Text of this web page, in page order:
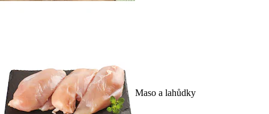
Maso a lahůdky